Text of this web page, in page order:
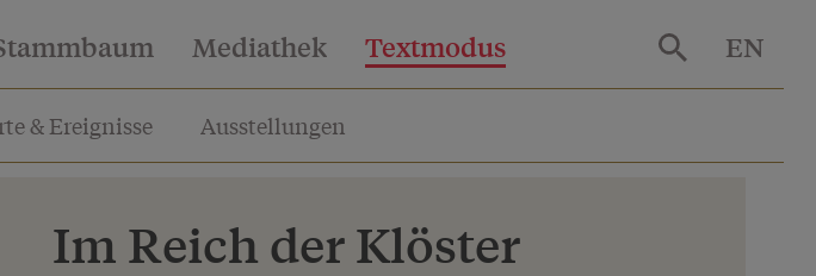
Mediathek Textmodus EN
& Ereignisse Ausstellungen
Im Reich der Klöster